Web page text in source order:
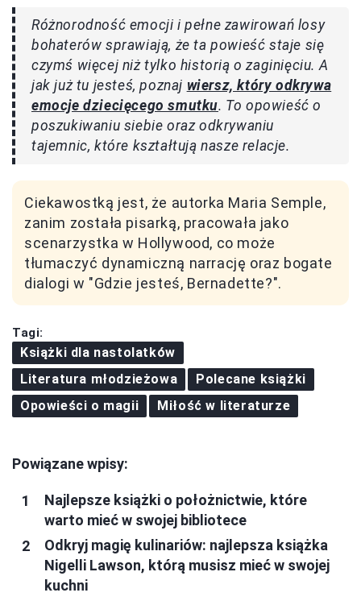
Różnorodność emocji i pełne zawirowań losy
bohaterów sprawiają, że ta powieść staje się
czymś więcej niż tylko historią o zaginięciu. A
jak już tu jesteś, poznaj wiersz, który odkrywa
emocje dziecięcego smutku. To opowieść o
poszukiwaniu siebie oraz odkrywaniu
tajemnic, które kształtują nasze relacje.
Ciekawostką jest, że autorka Maria Semple,
zanim została pisarką, pracowała jako
scenarzystka w Hollywood, co może
tłumaczyć dynamiczną narrację oraz bogate
dialogi w "Gdzie jesteś, Bernadette?".
Tagi:
Książki dla nastolatków
Literatura młodzieżowa
Polecane książki
Opowieści o magii
Miłość w literaturze
Powiązane wpisy:
Najlepsze książki o położnictwie, które
warto mieć w swojej bibliotece
Odkryj magię kulinariów: najlepsza książka
Nigelli Lawson, którą musisz mieć w swojej
kuchni